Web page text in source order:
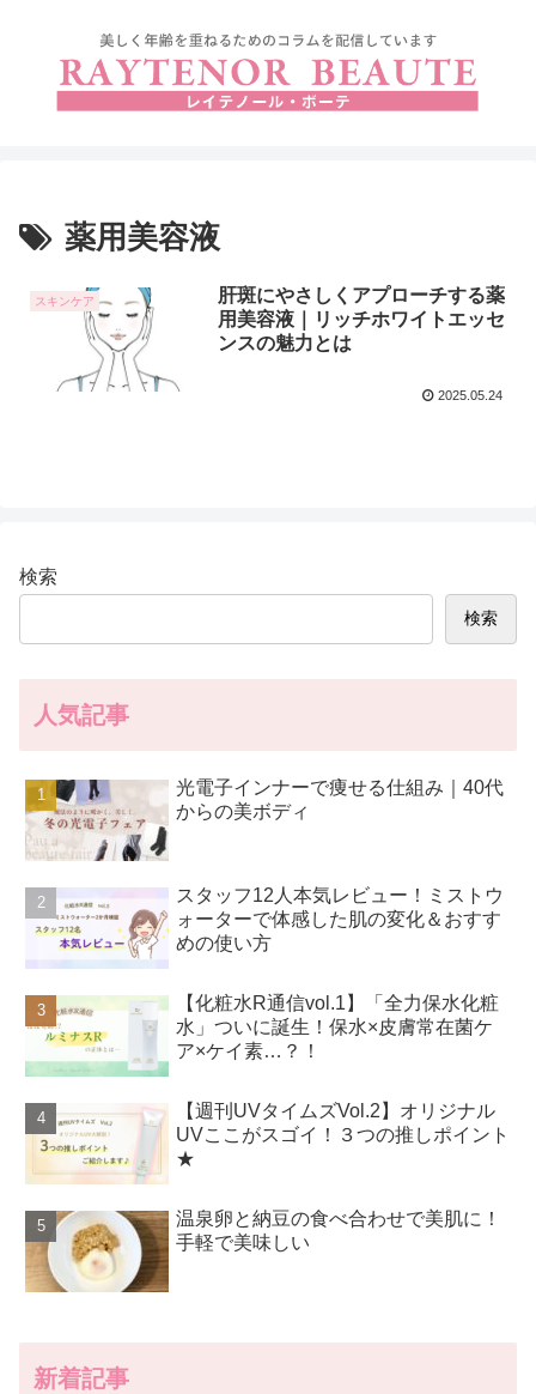
薬用美容液
スキンケア
肝斑にやさしくアプローチする薬
用美容液｜リッチホワイトエッセ
ンスの魅力とは
2025.05.24
検索
検索
人気記事
光電子インナーで痩せる仕組み｜40代
からの美ボディ
スタッフ12人本気レビュー！ミストウ
ォーターで体感した肌の変化＆おすす
めの使い方
【化粧水R通信vol.1】「全力保水化粧
水」ついに誕生！保水×皮膚常在菌ケ
ア×ケイ素…？！
【週刊UVタイムズVol.2】オリジナル
UVここがスゴイ！３つの推しポイント
★
温泉卵と納豆の食べ合わせで美肌に！
手軽で美味しい
新着記事